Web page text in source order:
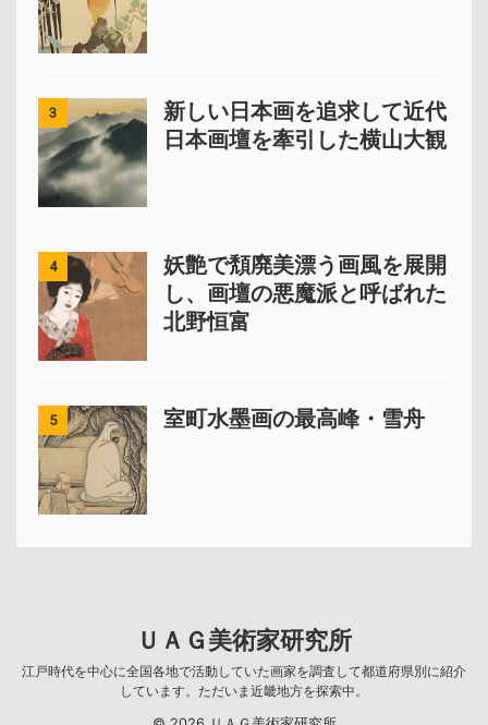
3
新しい日本画を追求して近代
日本画壇を牽引した横山大観
4
妖艶で頽廃美漂う画風を展開
し、画壇の悪魔派と呼ばれた
北野恒富
5 室町水墨画の最高峰・雪舟
ＵＡＧ美術家研究所
江戸時代を中心に全国各地で活動していた画家を調査して都道府県別に紹介
しています。ただいま近畿地方を探索中。